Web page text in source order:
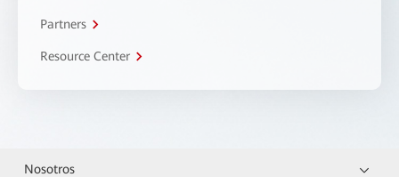
Partners
Resource Center
Nosotros